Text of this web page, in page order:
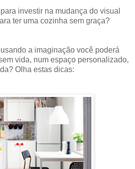
investir na mudança do visual
ter uma cozinha sem graça?
a imaginação você poderá
vida, num espaço personalizado,
Olha estas dicas: